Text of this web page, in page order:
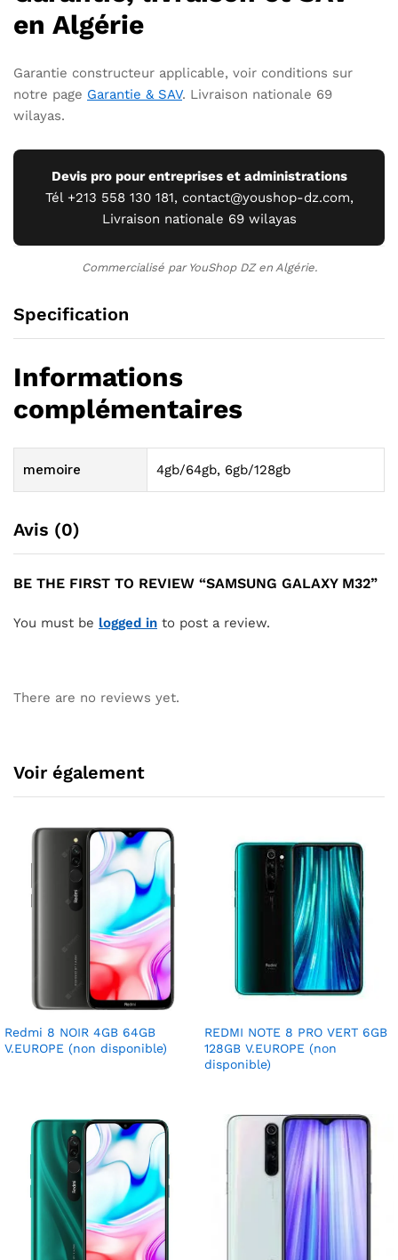
en Algérie
Garantie constructeur applicable, voir conditions sur
notre page Garantie & SAV. Livraison nationale 69
wilayas.
Devis pro pour entreprises et administrations
Tél +213 558 130 181, contact@youshop-dz.com,
Livraison nationale 69 wilayas
Commercialisé par YouShop DZ en Algérie.
Specification
Informations
complémentaires
memoire 4gb/64gb, 6gb/128gb
Avis (0)
BE THE FIRST TO REVIEW “SAMSUNG GALAXY M32”
You must be logged in to post a review.
There are no reviews yet.
Voir également
Redmi 8 NOIR 4GB 64GB
V.EUROPE (non disponible)
REDMI NOTE 8 PRO VERT 6GB
128GB V.EUROPE (non
disponible)